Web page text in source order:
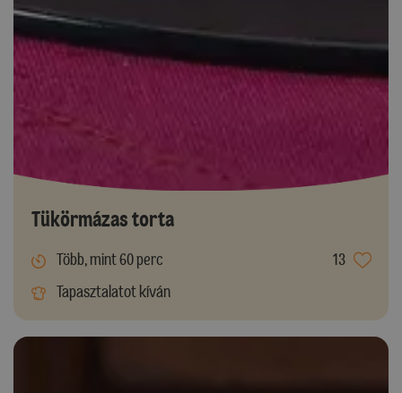
Tükörmázas torta
Több, mint 60 perc
13
Tapasztalatot kíván